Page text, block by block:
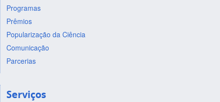
Programas
Prêmios
Popularização da Ciência
Comunicação
Parcerias
Serviços